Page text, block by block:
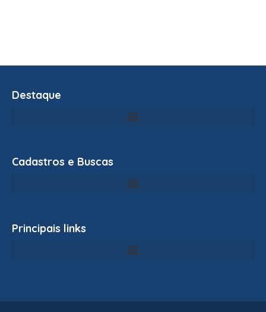
Destaque
Cadastros e Buscas
Principais links